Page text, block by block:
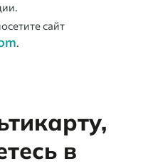
сайт
.
в